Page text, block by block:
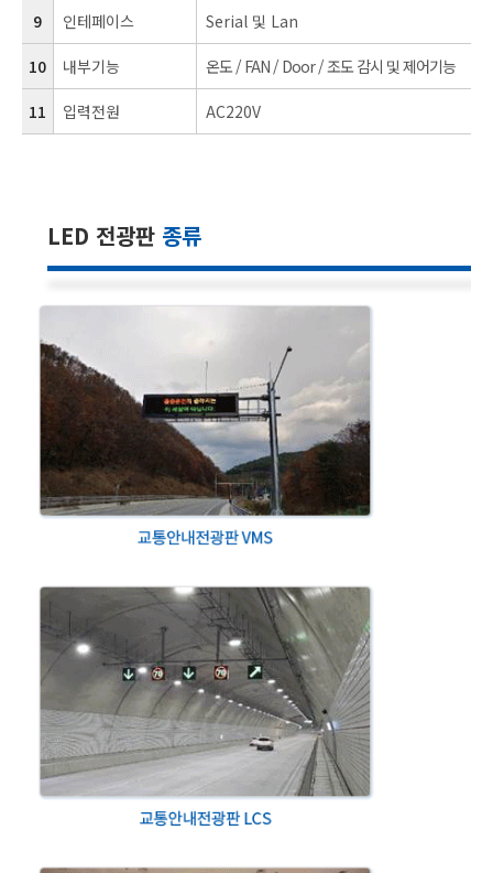
9 인테페이스 Serial 및 Lan
10 내부기능 온도 / FAN / Door / 조도 감시 및 제어기능
11 입력전원 AC220V
LED 전광판 종류